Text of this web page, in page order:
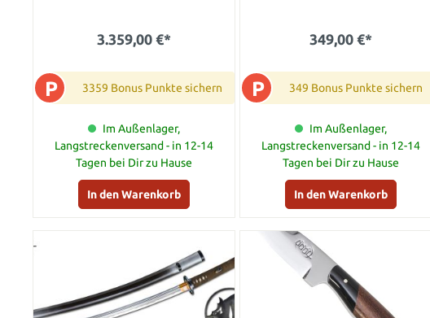
3.359,00 €*
P 3359 Bonus Punkte sichern
Im Außenlager,
Langstreckenversand - in 12-14
Tagen bei Dir zu Hause
In den Warenkorb
349,00 €*
P 349 Bonus Punkte sichern
Im Außenlager,
Langstreckenversand - in 12-14
Tagen bei Dir zu Hause
In den Warenkorb